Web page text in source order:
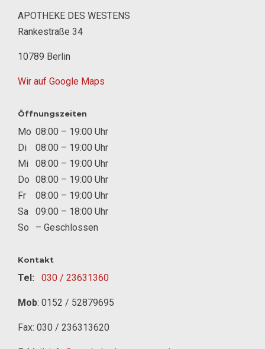
APOTHEKE DES WESTENS
Rankestraße 34
10789 Berlin
Wir auf Google Maps
Öffnungszeiten
Mo 08:00 – 19:00 Uhr
Di
08:00 – 19:00 Uhr
Mi
08:00 – 19:00 Uhr
Do 08:00 – 19:00 Uhr
Fr
08:00 – 19:00 Uhr
Sa
09:00 – 18:00 Uhr
So
– Geschlossen
Kontakt
Tel: 030 / 23631360
Mob: 0152 / 52879695
Fax: 030 / 236313620